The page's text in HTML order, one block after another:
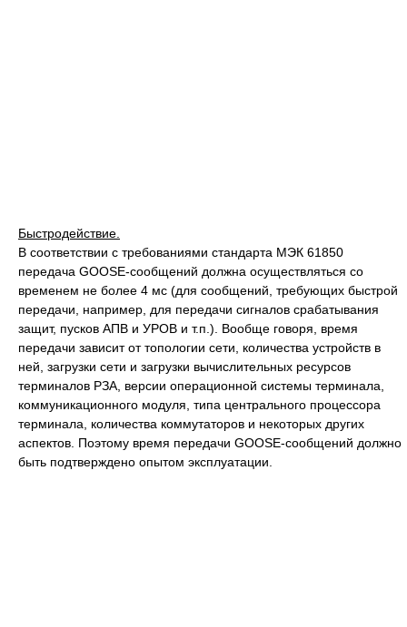
Быстродействие.
В соответствии с требованиями стандарта МЭК 61850
передача GOOSE-сообщений должна осуществляться со
временем не более 4 мс (для сообщений, требующих быстрой
передачи, например, для передачи сигналов срабатывания
защит, пусков АПВ и УРОВ и т.п.). Вообще говоря, время
передачи зависит от топологии сети, количества устройств в
ней, загрузки сети и загрузки вычислительных ресурсов
терминалов РЗА, версии операционной системы терминала,
коммуникационного модуля, типа центрального процессора
терминала, количества коммутаторов и некоторых других
аспектов. Поэтому время передачи GOOSE-сообщений должно
быть подтверждено опытом эксплуатации.